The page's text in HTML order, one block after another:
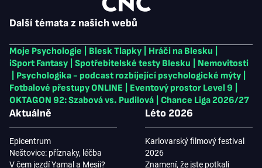
Další témata z našich webů
Moje Psychologie Blesk Tlapky Hráči na Blesku
iSport Fantasy
Spotřebitelské testy Blesku
Nemovitosti
Psychologika - podcast rozbíjející psychologické mýty
Fotbalové přestupy ONLINE
Eventový prostor Level 9
OKTAGON 92: Szabová vs. Pudilová
Chance Liga 2026/27
Aktuálně
Epicentrum
Neštovice: příznaky, léčba
V čem jezdí Yamal a Mesii?
Léto 2026
Karlovarský filmový festival
2026
Znamení, že jste potkali